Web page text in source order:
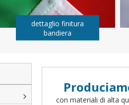
dettaglio finitura
bandiera
con materiali di alta